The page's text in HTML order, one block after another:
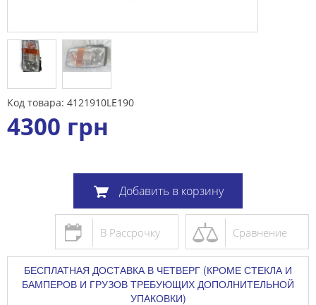
Код товара: 4121910LE190
4300 грн
Добавить в корзину
Сравнение
В Рассрочку
БЕСПЛАТНАЯ ДОСТАВКА В ЧЕТВЕРГ (КРОМЕ СТЕКЛА И
БАМПЕРОВ И ГРУЗОВ ТРЕБУЮЩИХ ДОПОЛНИТЕЛЬНОЙ
УПАКОВКИ)